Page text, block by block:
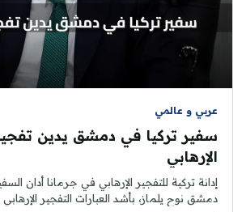
عربي و عالمي
سفير تركيا في دمشق يدين
الإرهابي
إدانة تركية للتفجير الإرهابي في جرمانا أدان
دمشق نوح يلماز، بأشد العبارات التفجير